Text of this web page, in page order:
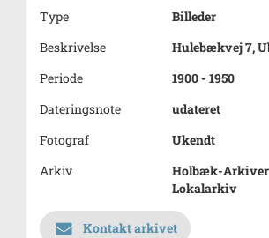
Type
Billeder
Beskrivelse
Hulebækvej 7,
Periode
1900 - 1950
Dateringsnote
udateret
Fotograf
Ukendt
Arkiv
Holbæk-
Lokalarkiv
Kontakt arkivet